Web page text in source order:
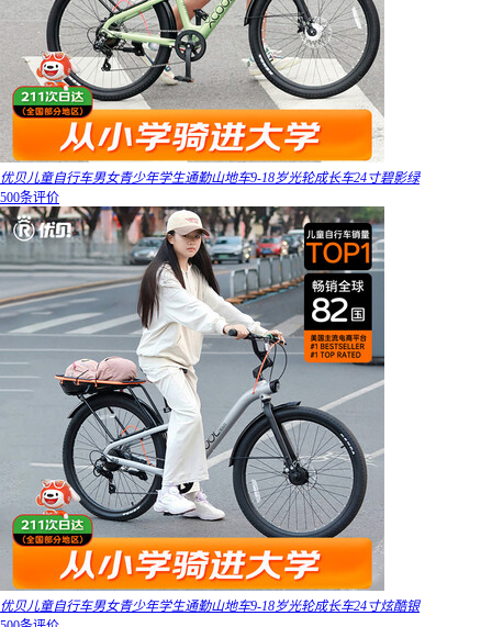
优贝儿童自行车男女青少年学生通勤山地车9-18岁光轮成长车24寸碧影绿
500条评价
优贝儿童自行车男女青少年学生通勤山地车9-18岁光轮成长车24寸炫酷银